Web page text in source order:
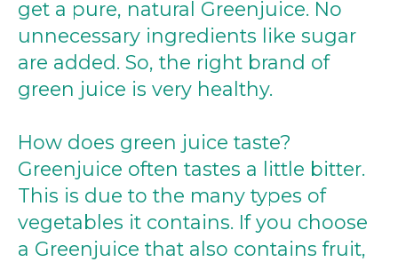
get a pure, natural Greenjuice. No
unnecessary ingredients like sugar
are added. So, the right brand of
green juice is very healthy.
How does green juice taste?
Greenjuice often tastes a little bitter.
This is due to the many types of
vegetables it contains. If you choose
a Greenjuice that also contains fruit,